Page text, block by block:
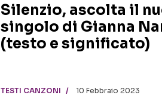
Silenzio, ascolta il
singolo di Gianna
(testo e significato)
TESTI CANZONI 10 Febbraio 2023